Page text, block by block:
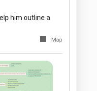
him outline a
Map